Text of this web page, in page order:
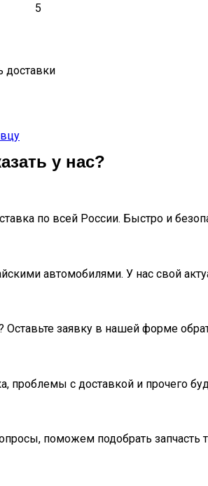
5
доставки
у нас?
по всей России. Быстро и
автомобилями. У нас свой
Оставьте заявку в нашей форме
проблемы с доставкой и прочего
поможем подобрать запчасть